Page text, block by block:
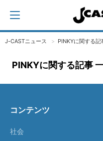
J-CASTニュース PINKYに関する記
PINKYに関する記事
コンテンツ
社会